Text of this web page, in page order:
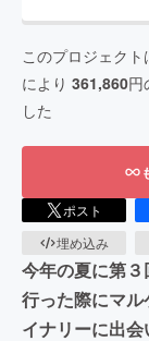
このプロジェクト
により 361,860円
した
ポスト
埋め込み
今年の夏に第
行った際にマ
イナリーに出